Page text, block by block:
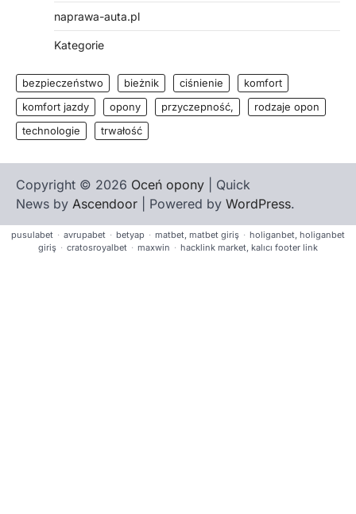
naprawa-auta.pl
Kategorie
bezpieczeństwo bieżnik ciśnienie
komfort
komfort jazdy
opony przyczepność,
rodzaje opon
technologie
trwałość
Copyright © 2026 Oceń opony | Quick
News by Ascendoor | Powered by WordPress.
pusulabet · avrupabet · betyap · matbet, matbet giriş · holiganbet, holiganbet
giriş · cratosroyalbet · maxwin · hacklink market, kalıcı footer link